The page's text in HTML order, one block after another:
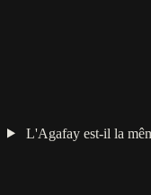
L'Agafay est-il la